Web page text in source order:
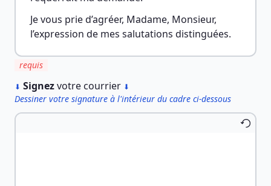
Je vous prie d’agréer, Madame, Monsieur,
l’expression de mes salutations distinguées.
requis
⬇ Signezvotre courrier ⬇
Dessiner votre signature à l'intérieur du cadre ci-dessous